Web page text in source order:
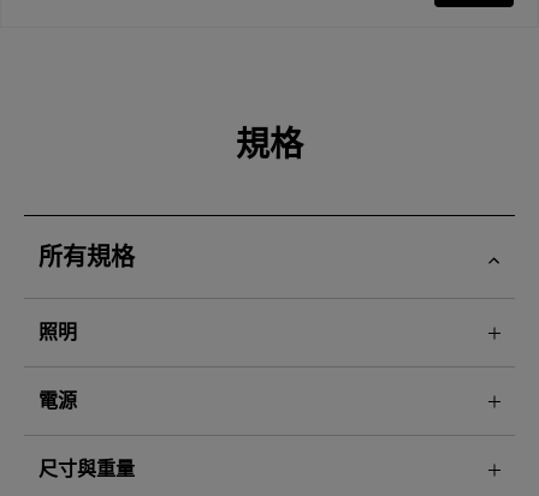
規格
所有規格
照明
電源
尺寸與重量